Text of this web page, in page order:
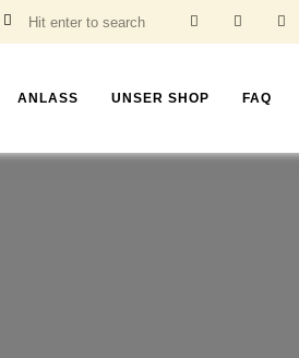
ANLASS UNSER SHOP FAQ